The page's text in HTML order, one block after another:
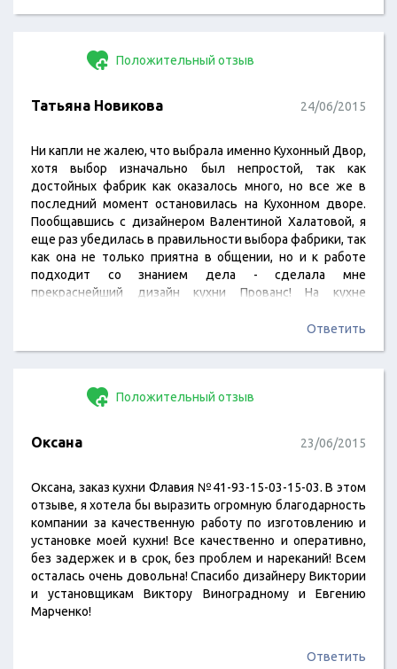
Положительный отзыв
Татьяна Новикова 24/06/2015
Ни капли не жалею, что выбрала именно Кухонный Двор,
хотя выбор изначально был непростой, так как
достойных фабрик как оказалось много, но все же в
последний момент остановилась на Кухонном дворе.
Пообщавшись с дизайнером Валентиной Халатовой, я
еще раз убедилась в правильности выбора фабрики, так
как она не только приятна в общении, но и к работе
подходит со знанием дела - сделала мне
прекраснейший дизайн кухни Прованс! На кухне
про кошку не забыли и сделали для не специальную
Ответить
Положительный отзыв
Оксана 23/06/2015
Оксана, заказ кухни Флавия №41-93-15-03-15-03. В этом
отзыве, я хотела бы выразить огромную благодарность
компании за качественную работу по изготовлению и
установке моей кухни! Все качественно и оперативно,
без задержек и в срок, без проблем и нареканий! Всем
осталась очень довольна! Спасибо дизайнеру Виктории
и установщикам Виктору Виноградному и Евгению
Марченко!
Ответить